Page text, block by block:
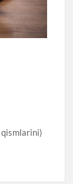
qismlarini)